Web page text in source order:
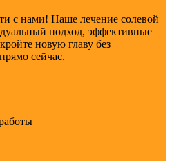
с нами! Наше лечение солевой
подход, эффективные
новую главу без
сейчас.